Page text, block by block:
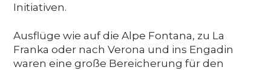
Initiativen.
Ausflüge wie auf die Alpe Fontana, zu La
Franka oder nach Verona und ins Engadin
waren eine große Bereicherung für den